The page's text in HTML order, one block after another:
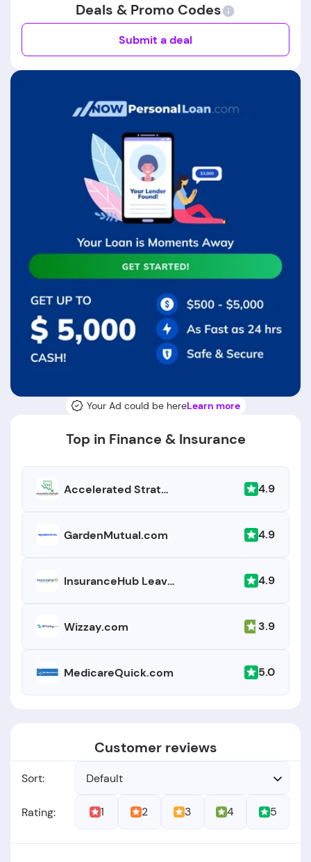
Deals & Promo Codes
Submit a deal
Your Ad could be hereLearn more
Top in Finance & Insurance
Accelerated Strategies 4.9
GardenMutual.com 4.9
InsuranceHub Leavitt Agency 4.9
Wizzay.com 3.9
MedicareQuick.com 5.0
Customer reviews
Sort: Default
Rating: 1 2 3 4 5